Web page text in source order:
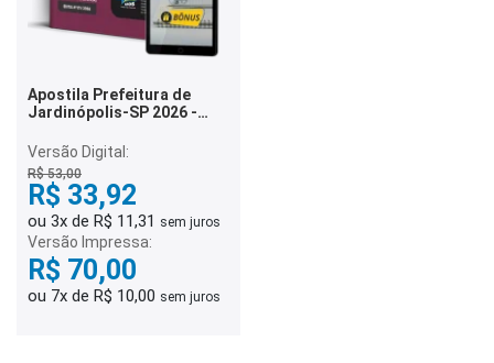
Apostila Prefeitura de
Jardinópolis-SP 2026 -
Saúde
Versão Digital:
R$ 53,00
R$ 33,92
ou 3x de R$ 11,31 sem juros
Versão Impressa:
R$ 70,00
ou 7x de R$ 10,00 sem juros